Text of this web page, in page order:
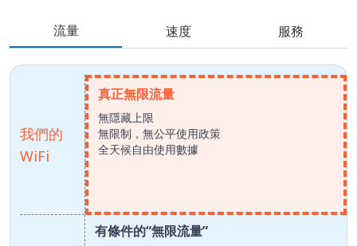
流量 速度 服務
我們的
WiFi
真正無限流量
無隱藏上限
無限制，無公平使用政策
全天候自由使用數據
有條件的“無限流量”